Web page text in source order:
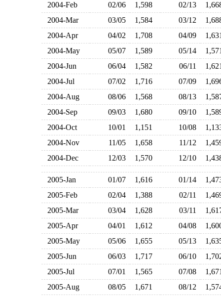
2004-Feb
02/06 1,598 02/13
2004-Mar
03/05 1,584 03/12
2004-Apr
04/02 1,708 04/09
2004-May
05/07 1,589 05/14
2004-Jun
06/04 1,582 06/11
2004-Jul
07/02 1,716 07/09
2004-Aug
08/06 1,568 08/13
2004-Sep
09/03 1,680 09/10
2004-Oct
10/01 1,151 10/08
2004-Nov
11/05 1,658 11/12
2004-Dec
12/03 1,570 12/10
2005-Jan 01/07 1,616 01/14
2005-Feb
02/04 1,388 02/11
2005-Mar
03/04 1,628 03/11
2005-Apr
04/01 1,612 04/08
2005-May
05/06 1,655 05/13
2005-Jun
06/03 1,717 06/10
2005-Jul
07/01 1,565 07/08
2005-Aug
08/05 1,671 08/12